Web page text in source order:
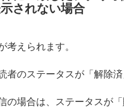
されない場合
考えられます。
者のステータスが「解除済
の場合は、ステータスが